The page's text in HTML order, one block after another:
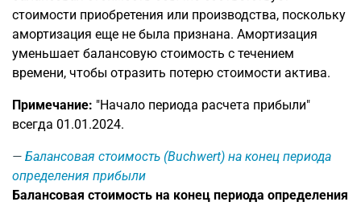
стоимости приобретения или производства, поскольку
амортизация еще не была признана. Амортизация
уменьшает балансовую стоимость с течением
времени, чтобы отразить потерю стоимости актива.
Примечание: "Начало периода расчета прибыли"
всегда 01.01.2024.
Балансовая стоимость (Buchwert) на конец периода
определения прибыли
Балансовая стоимость на конец периода определения